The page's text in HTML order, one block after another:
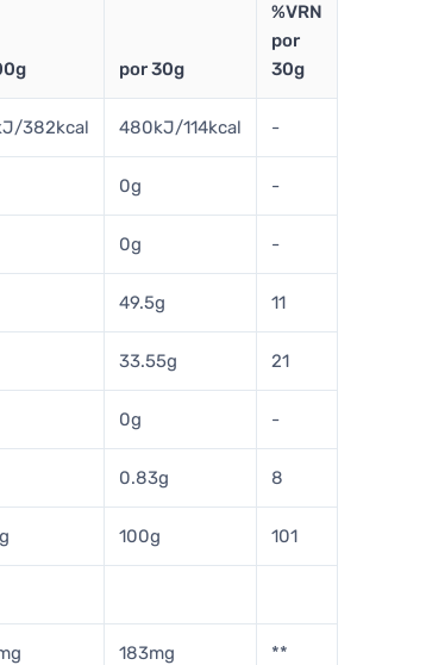
por 30g
%VRN
por
30g
382kcal 480kJ/114kcal -
0g -
0g -
49.5g 11
33.55g 21
0g -
0.83g 8
100g 101
183mg **